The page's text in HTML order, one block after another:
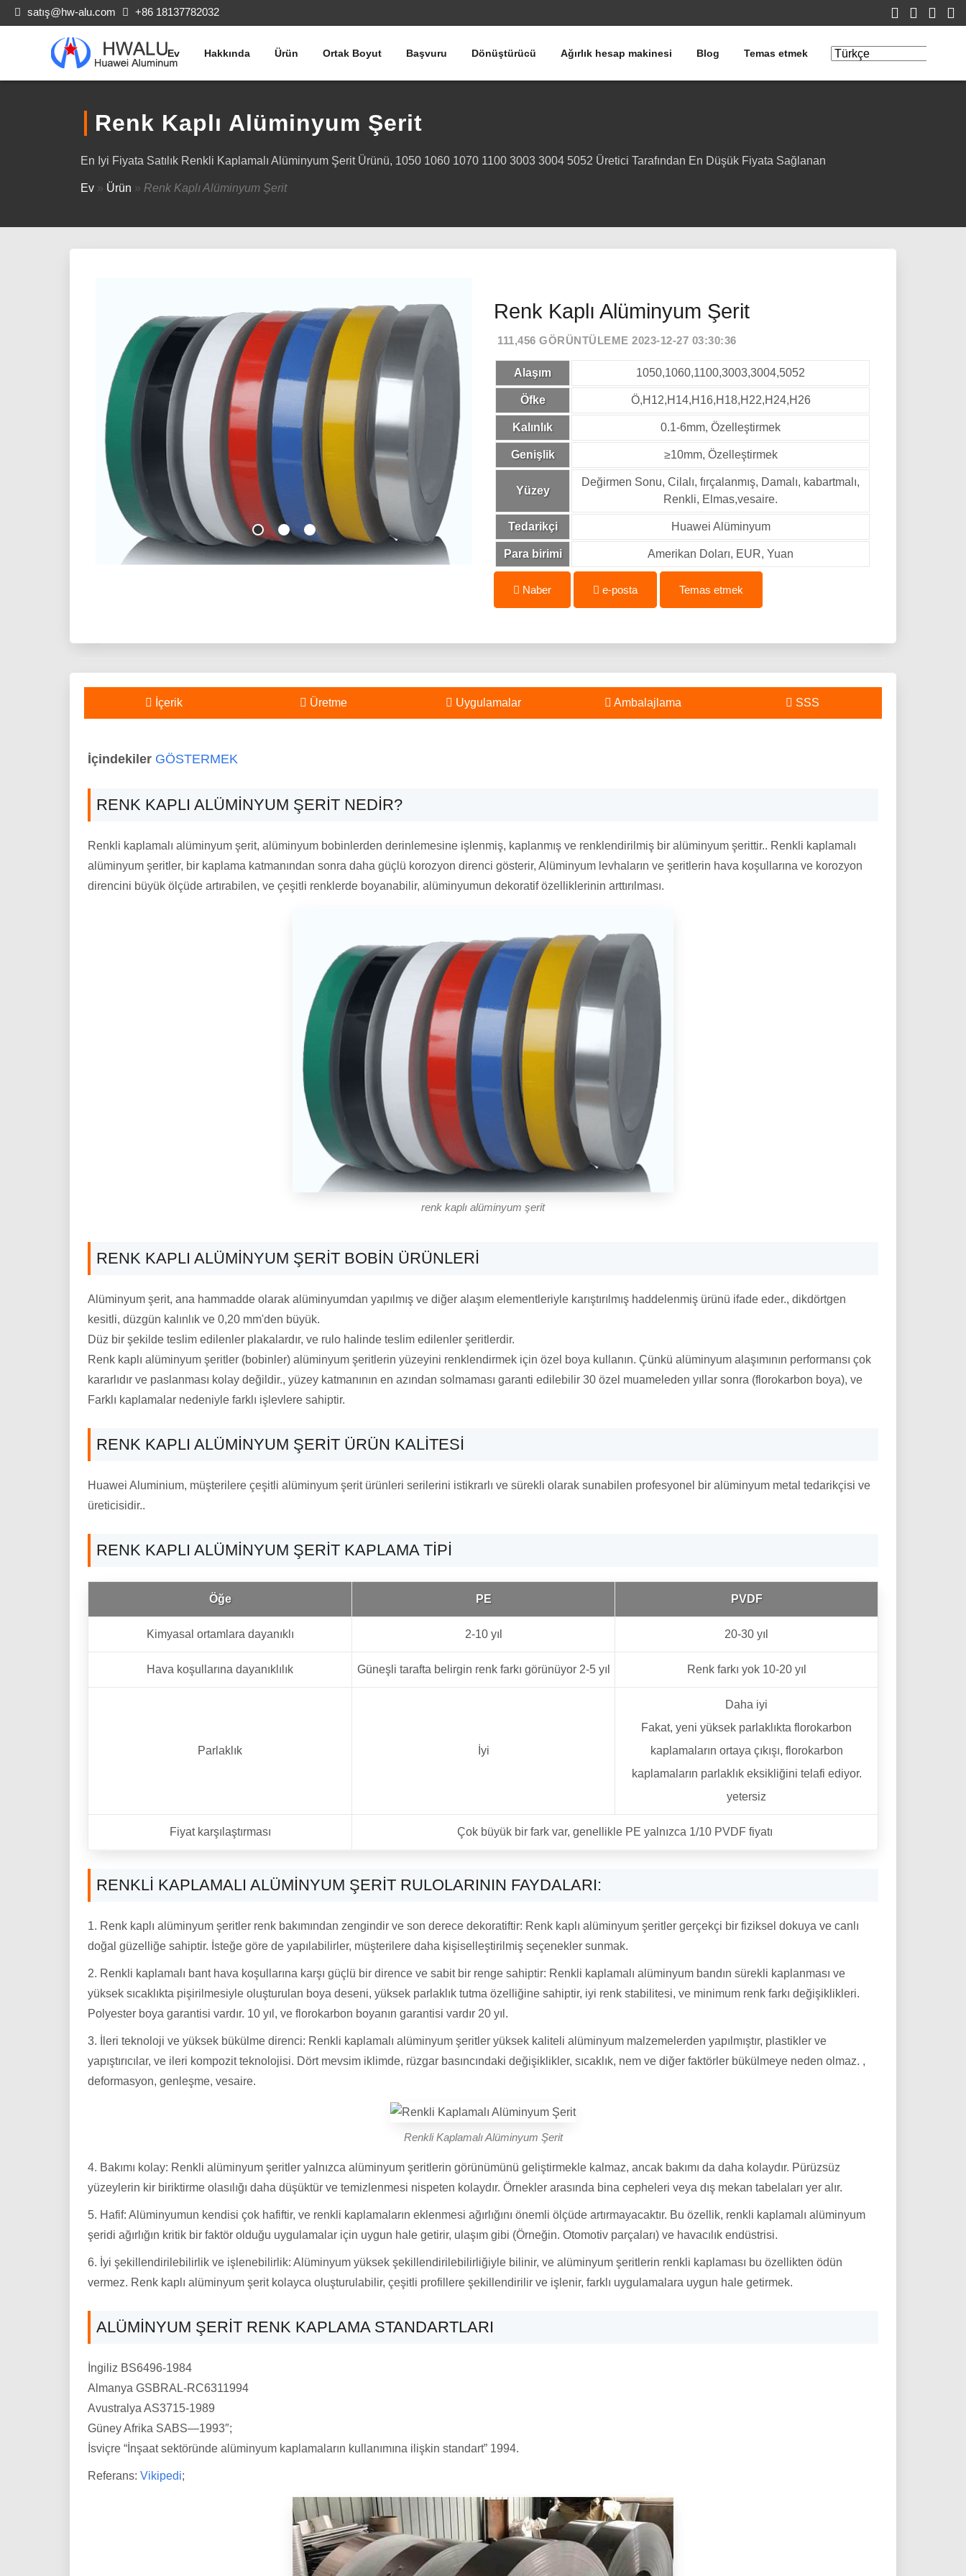
satış@hw-alu.com +86 18137782032
Ev Hakkında Ürün Ortak Boyut Başvuru Dönüştürücü Ağırlık hesap makinesi Blog Temas etmek
Renk Kaplı Alüminyum Şerit
En Iyi Fiyata Satılık Renkli Kaplamalı Alüminyum Şerit Ürünü, 1050 1060 1070 1100 3003 3004 5052 Üretici Tarafından En Düşük Fiyata Sağlanan
Ev » Ürün » Renk Kaplı Alüminyum Şerit
Renk Kaplı Alüminyum Şerit
111,456 GÖRÜNTÜLEME 2023-12-27 03:30:36
Alaşım 1050,1060,1100,3003,3004,5052
Öfke Ö,H12,H14,H16,H18,H22,H24,H26
Kalınlık 0.1-6mm, Özelleştirmek
Genişlik ≥10mm, Özelleştirmek
Yüzey
Değirmen Sonu, Cilalı, fırçalanmış, Damalı, kabartmalı,
Renkli, Elmas,vesaire.
Tedarikçi Huawei Alüminyum
Para birimi Amerikan Doları, EUR, Yuan
Naber e-posta Temas etmek
İçerik Üretme Uygulamalar Ambalajlama SSS
İçindekiler GÖSTERMEK
RENK KAPLI ALÜMINYUM ŞERIT NEDIR?
Renkli kaplamalı alüminyum şerit, alüminyum bobinlerden derinlemesine işlenmiş, kaplanmış ve renklendirilmiş bir alüminyum şerittir.. Renkli kaplamalı
alüminyum şeritler, bir kaplama katmanından sonra daha güçlü korozyon direnci gösterir, Alüminyum levhaların ve şeritlerin hava koşullarına ve korozyon
direncini büyük ölçüde artırabilen, ve çeşitli renklerde boyanabilir, alüminyumun dekoratif özelliklerinin arttırılması.
renk kaplı alüminyum şerit
RENK KAPLI ALÜMINYUM ŞERIT BOBIN ÜRÜNLERI
Alüminyum şerit, ana hammadde olarak alüminyumdan yapılmış ve diğer alaşım elementleriyle karıştırılmış haddelenmiş ürünü ifade eder., dikdörtgen
kesitli, düzgün kalınlık ve 0,20 mm'den büyük.
Düz bir şekilde teslim edilenler plakalardır, ve rulo halinde teslim edilenler şeritlerdir.
Renk kaplı alüminyum şeritler (bobinler) alüminyum şeritlerin yüzeyini renklendirmek için özel boya kullanın. Çünkü alüminyum alaşımının performansı çok
kararlıdır ve paslanması kolay değildir., yüzey katmanının en azından solmaması garanti edilebilir 30 özel muameleden yıllar sonra (florokarbon boya), ve
Farklı kaplamalar nedeniyle farklı işlevlere sahiptir.
RENK KAPLI ALÜMINYUM ŞERIT ÜRÜN KALITESI
Huawei Aluminium, müşterilere çeşitli alüminyum şerit ürünleri serilerini istikrarlı ve sürekli olarak sunabilen profesyonel bir alüminyum metal tedarikçisi ve
üreticisidir..
RENK KAPLI ALÜMINYUM ŞERIT KAPLAMA TIPI
Öğe PE PVDF
Kimyasal ortamlara dayanıklı 2-10 yıl 20-30 yıl
Hava koşullarına dayanıklılık Güneşli tarafta belirgin renk farkı görünüyor 2-5 yıl Renk farkı yok 10-20 yıl
Parlaklık İyi
Daha iyi
Fakat, yeni yüksek parlaklıkta florokarbon
kaplamaların ortaya çıkışı, florokarbon
kaplamaların parlaklık eksikliğini telafi ediyor.
yetersiz
Fiyat karşılaştırması Çok büyük bir fark var, genellikle PE yalnızca 1/10 PVDF fiyatı
RENKLI KAPLAMALI ALÜMINYUM ŞERIT RULOLARININ FAYDALARI:
1. Renk kaplı alüminyum şeritler renk bakımından zengindir ve son derece dekoratiftir: Renk kaplı alüminyum şeritler gerçekçi bir fiziksel dokuya ve canlı
doğal güzelliğe sahiptir. İsteğe göre de yapılabilirler, müşterilere daha kişiselleştirilmiş seçenekler sunmak.
2. Renkli kaplamalı bant hava koşullarına karşı güçlü bir dirence ve sabit bir renge sahiptir: Renkli kaplamalı alüminyum bandın sürekli kaplanması ve
yüksek sıcaklıkta pişirilmesiyle oluşturulan boya deseni, yüksek parlaklık tutma özelliğine sahiptir, iyi renk stabilitesi, ve minimum renk farkı değişiklikleri.
Polyester boya garantisi vardır. 10 yıl, ve florokarbon boyanın garantisi vardır 20 yıl.
3. İleri teknoloji ve yüksek bükülme direnci: Renkli kaplamalı alüminyum şeritler yüksek kaliteli alüminyum malzemelerden yapılmıştır, plastikler ve
yapıştırıcılar, ve ileri kompozit teknolojisi. Dört mevsim iklimde, rüzgar basıncındaki değişiklikler, sıcaklık, nem ve diğer faktörler bükülmeye neden olmaz. ,
deformasyon, genleşme, vesaire.
Renkli Kaplamalı Alüminyum Şerit
4. Bakımı kolay: Renkli alüminyum şeritler yalnızca alüminyum şeritlerin görünümünü geliştirmekle kalmaz, ancak bakımı da daha kolaydır. Pürüzsüz
yüzeylerin kir biriktirme olasılığı daha düşüktür ve temizlenmesi nispeten kolaydır. Örnekler arasında bina cepheleri veya dış mekan tabelaları yer alır.
5. Hafif: Alüminyumun kendisi çok hafiftir, ve renkli kaplamaların eklenmesi ağırlığını önemli ölçüde artırmayacaktır. Bu özellik, renkli kaplamalı alüminyum
şeridi ağırlığın kritik bir faktör olduğu uygulamalar için uygun hale getirir, ulaşım gibi (Örneğin. Otomotiv parçaları) ve havacılık endüstrisi.
6. İyi şekillendirilebilirlik ve işlenebilirlik: Alüminyum yüksek şekillendirilebilirliğiyle bilinir, ve alüminyum şeritlerin renkli kaplaması bu özellikten ödün
vermez. Renk kaplı alüminyum şerit kolayca oluşturulabilir, çeşitli profillere şekillendirilir ve işlenir, farklı uygulamalara uygun hale getirmek.
ALÜMINYUM ŞERIT RENK KAPLAMA STANDARTLARI
İngiliz BS6496-1984
Almanya GSBRAL-RC6311994
Avustralya AS3715-1989
Güney Afrika SABS—1993″;
İsviçre “İnşaat sektöründe alüminyum kaplamaların kullanımına ilişkin standart” 1994.
Referans: Vikipedi;